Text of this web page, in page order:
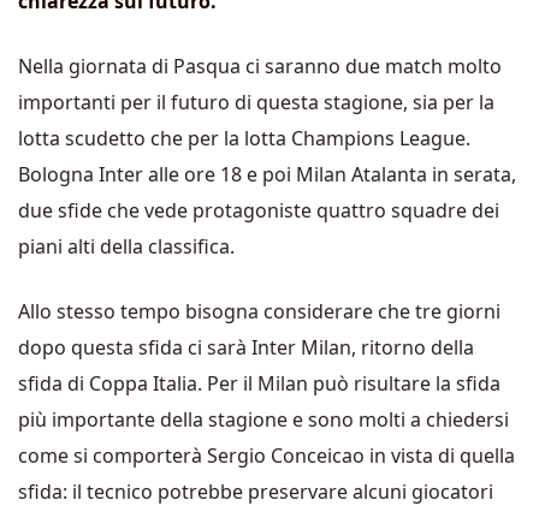
Nella giornata di Pasqua ci saranno due match molto
importanti per il futuro di questa stagione, sia per la
lotta scudetto che per la lotta Champions League.
Bologna Inter alle ore 18 e poi Milan Atalanta in serata,
due sfide che vede protagoniste quattro squadre dei
piani alti della classifica.
Allo stesso tempo bisogna considerare che tre giorni
dopo questa sfida ci sarà Inter Milan, ritorno della
sfida di Coppa Italia. Per il Milan può risultare la sfida
più importante della stagione e sono molti a chiedersi
come si comporterà Sergio Conceicao in vista di quella
sfida: il tecnico potrebbe preservare alcuni giocatori